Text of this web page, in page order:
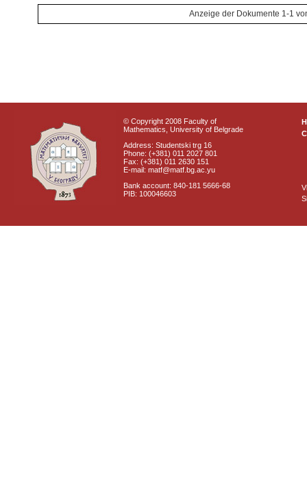
Anzeige der Dokumente 1-1
© Copyright 2008 Faculty of
Mathematics, University of Belgrade
Address: Studentski trg 16
Phone: (+381) 011 2027 801
Fax: (+381) 011 2630 151
E-mail: matf@matf.bg.ac.yu
Bank account: 840-181 5666-68
PIB: 100046603